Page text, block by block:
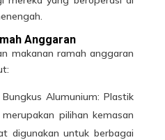
Anggaran
makanan ramah anggaran
Alumunium: Plastik
pilihan kemasan
digunakan untuk berbagai